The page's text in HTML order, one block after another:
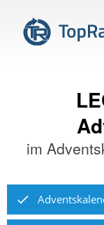
im